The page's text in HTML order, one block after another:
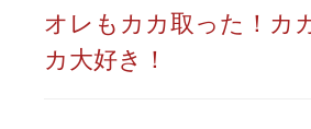
オレもカカ取った！カ
カ大好き！